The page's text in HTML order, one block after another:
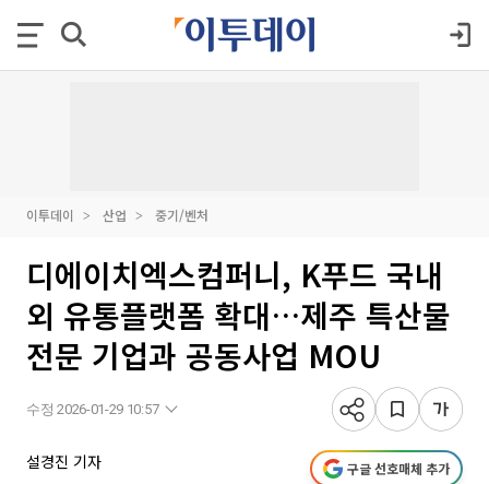
이투데이 산업 중기/벤처
디에이치엑스컴퍼니, K푸드 국내
외 유통플랫폼 확대…제주 특산물
전문 기업과 공동사업 MOU
수정 2026-01-29 10:57
설경진 기자 구글 선호매체 추가